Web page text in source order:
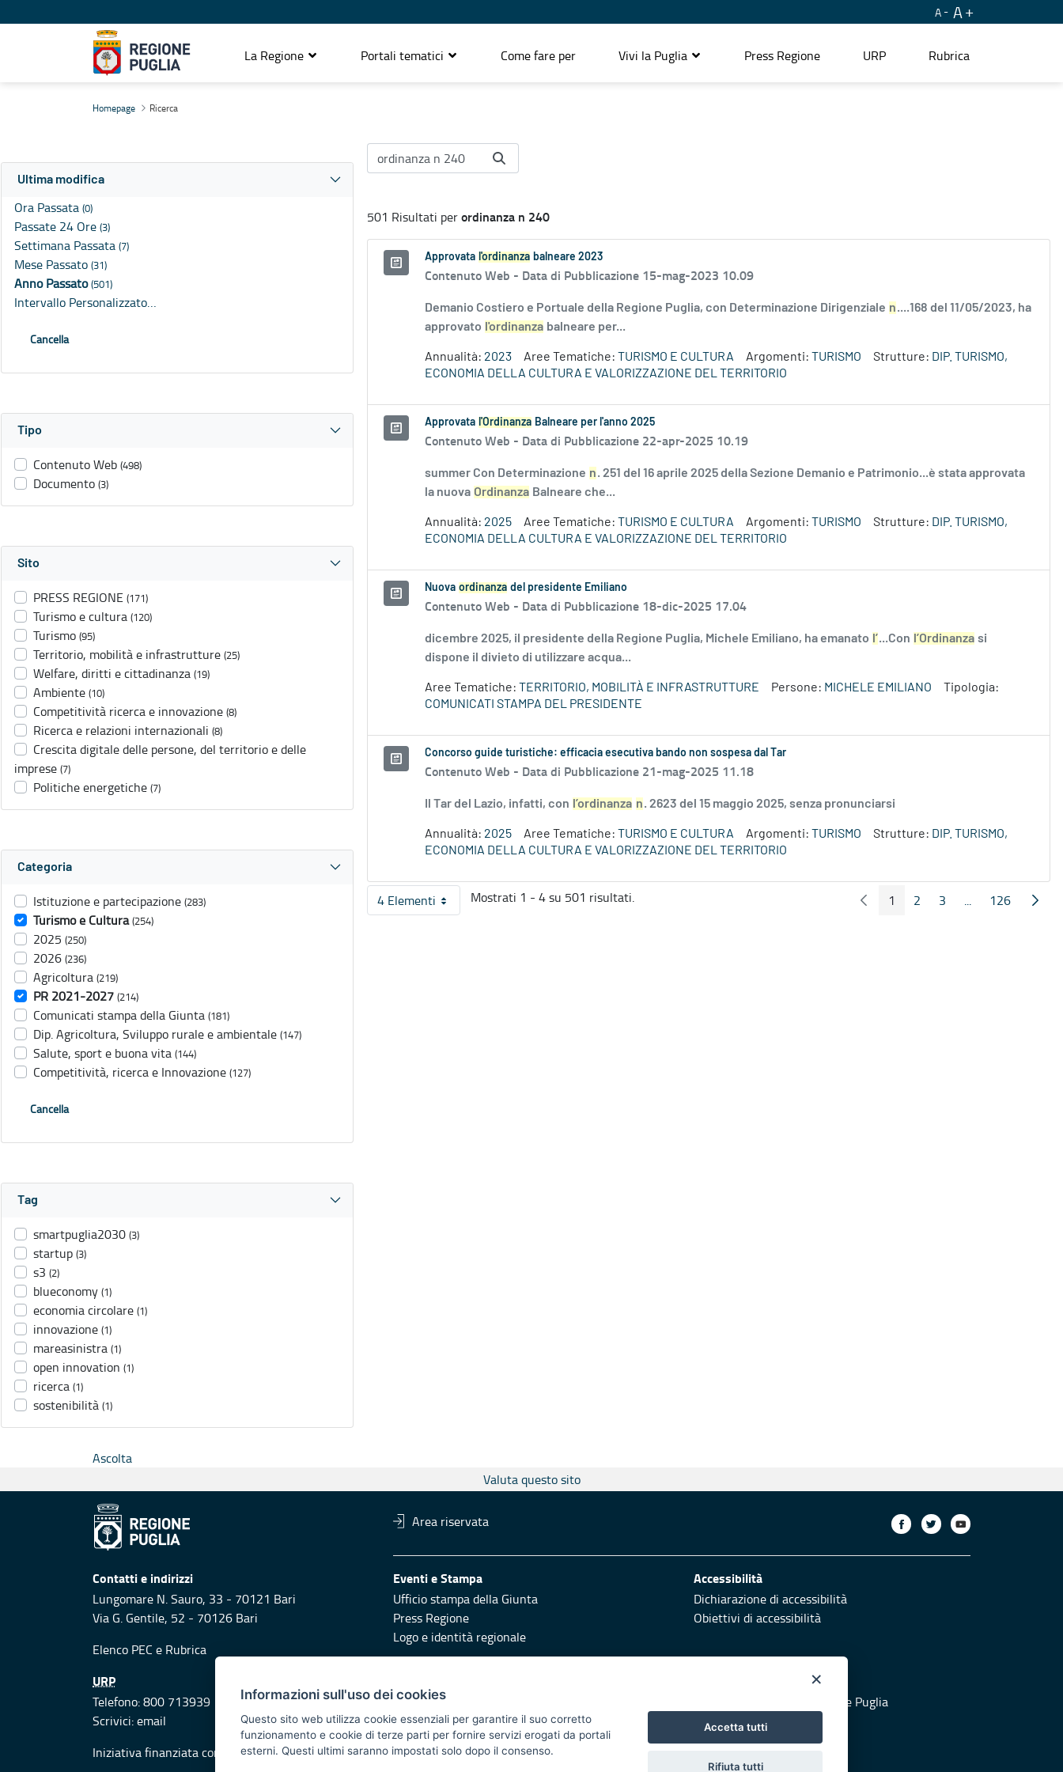
A A
La Regione Portali tematici Come fare per Vivi la Puglia Press Regione URP Rubrica
Homepage Ricerca
Ultima modifica
Ora Passata (0)
Passate 24 Ore (3)
Settimana Passata (7)
Mese Passato (31)
Anno Passato(501)
Intervallo Personalizzato…
Cancella
Tipo
Contenuto Web (498)
Documento (3)
Sito
PRESS REGIONE (171)
Turismo e cultura (120)
Turismo (95)
Territorio, mobilità e infrastrutture (25)
Welfare, diritti e cittadinanza (19)
Ambiente (10)
Competitività ricerca e innovazione (8)
Ricerca e relazioni internazionali (8)
Crescita digitale delle persone, del territorio e delle
imprese (7)
Politiche energetiche (7)
Categoria
Istituzione e partecipazione (283)
Turismo e Cultura (254)
2025 (250)
2026 (236)
Agricoltura (219)
PR 2021-2027 (214)
Comunicati stampa della Giunta (181)
Dip. Agricoltura, Sviluppo rurale e ambientale (147)
Salute, sport e buona vita (144)
Competitività, ricerca e Innovazione (127)
Cancella
Tag
smartpuglia2030 (3)
startup (3)
s3 (2)
blueconomy (1)
economia circolare (1)
innovazione (1)
mareasinistra (1)
open innovation (1)
ricerca (1)
sostenibilità (1)
501 Risultati perordinanza n 240
Approvata l'ordinanza balneare 2023
Contenuto Web - Data di Pubblicazione 15-mag-2023 10.09
Demanio Costiero e Portuale della Regione Puglia, con Determinazione Dirigenziale n....168 del 11/05/2023, ha
approvato l'ordinanza balneare per...
Annualità: 2023 Aree Tematiche: TURISMO E CULTURA Argomenti: TURISMO Strutture: DIP. TURISMO,
ECONOMIA DELLA CULTURA E VALORIZZAZIONE DEL TERRITORIO
Approvata l'Ordinanza Balneare per l'anno 2025
Contenuto Web - Data di Pubblicazione 22-apr-2025 10.19
summer Con Determinazione n. 251 del 16 aprile 2025 della Sezione Demanio e Patrimonio...è stata approvata
la nuova Ordinanza Balneare che...
Annualità: 2025 Aree Tematiche: TURISMO E CULTURA Argomenti: TURISMO Strutture: DIP. TURISMO,
ECONOMIA DELLA CULTURA E VALORIZZAZIONE DEL TERRITORIO
Nuova ordinanza del presidente Emiliano
Contenuto Web - Data di Pubblicazione 18-dic-2025 17.04
dicembre 2025, il presidente della Regione Puglia, Michele Emiliano, ha emanato l’...Con l’Ordinanza si
dispone il divieto di utilizzare acqua...
Aree Tematiche: TERRITORIO, MOBILITÀ E INFRASTRUTTURE Persone: MICHELE EMILIANO
Tipologia:
COMUNICATI STAMPA DEL PRESIDENTE
Concorso guide turistiche: efficacia esecutiva bando non sospesa dal Tar
Contenuto Web - Data di Pubblicazione 21-mag-2025 11.18
Il Tar del Lazio, infatti, con l’ordinanza n. 2623 del 15 maggio 2025, senza pronunciarsi
Annualità: 2025 Aree Tematiche: TURISMO E CULTURA Argomenti: TURISMO Strutture: DIP. TURISMO,
ECONOMIA DELLA CULTURA E VALORIZZAZIONE DEL TERRITORIO
4 ElementiPer pagina
Mostrati 1 - 4 su 501 risultati. Pagina Precedente
Pagina
1 Pagina
2 Pagina
3 ...
PaginePagina
126
Ascolta
Valuta questo sito
Area riservata
Contatti e indirizzi
Lungomare N. Sauro, 33 - 70121 Bari
Via G. Gentile, 52 - 70126 Bari
Elenco PEC e Rubrica
Eventi e Stampa
Ufficio stampa della Giunta
Press Regione
Logo e identità regionale
Accessibilità
Dichiarazione di accessibilità
Obiettivi di accessibilità
URP
Telefono: 800 713939
Scrivici:email
Responsabili di pubblicazione Vai al sito di Protezione Civile Puglia
Iniziativa finanziata con risorse del POR Puglia 2014/2020 - Asse XI
×
Informazioni sull'uso dei cookies
Questo sito web utilizza cookie essenziali per garantire il suo corretto
funzionamento e cookie di terze parti per fornire servizi erogati da portali
esterni. Questi ultimi saranno impostati solo dopo il consenso.
Accetta tutti
Rifiuta tutti